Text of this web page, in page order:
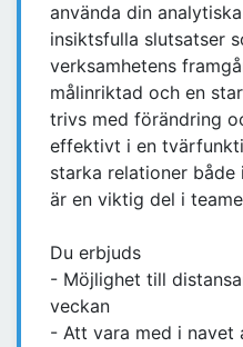
använda din
insiktsfulla slutsatser
verksamhetens
målinriktad och en
trivs med förändring
effektivt i en
starka relationer
är en viktig del i
Du erbjuds
- Möjlighet till
veckan
- Att vara med i navet